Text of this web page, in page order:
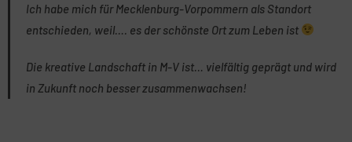
Ich habe mich für Mecklenburg-Vorpommern als Standort
entschieden, weil…. es der schönste Ort zum Leben ist
Die kreative Landschaft in M-V ist… vielfältig geprägt und wird
in Zukunft noch besser zusammenwachsen!